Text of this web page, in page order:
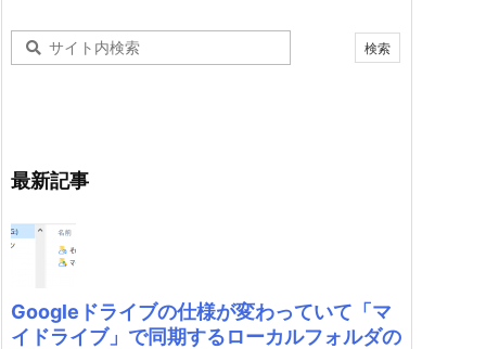
最新記事
Googleドライブの仕様が変わっていて「マ
イドライブ」で同期するローカルフォルダの